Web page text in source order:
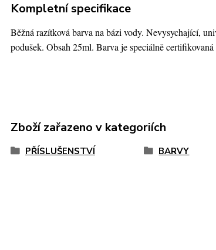
Kompletní specifikace
Běžná razítková barva na bázi vody. Nevysychající,
podušek. Obsah 25ml. Barva je speciálně
Zboží zařazeno v kategoriích
PŘÍSLUŠENSTVÍ BARVY